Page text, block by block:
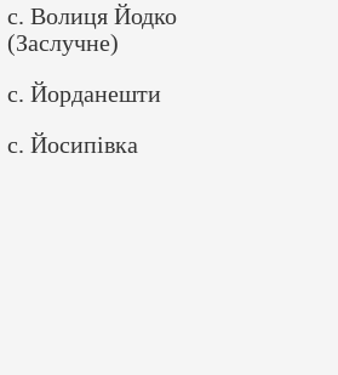
с. Волиця Йодко
(Заслучне)
с. Йорданешти
с. Йосипівка